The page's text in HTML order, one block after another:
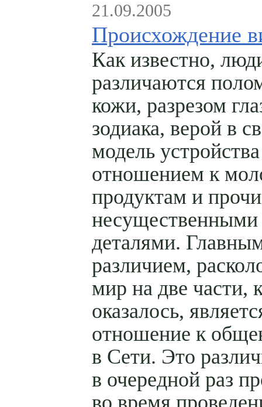
21.09.2005
Происхождение
Как известно,
различаются
кожи, разрезом
зодиака, верой в
модель
отношением к
продуктам и
несущественными
деталями.
различием,
мир на две части,
оказалось,
отношение к
в Сети. Это
в очередной раз
во время